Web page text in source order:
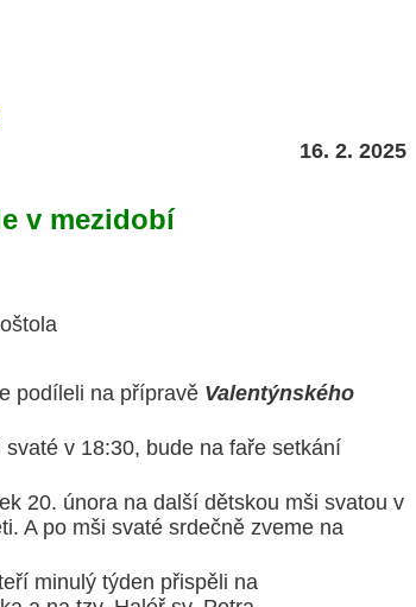
16. 2. 2025
v mezidobí
podíleli na přípravě Valentýnského
v 18:30, bude na faře setkání
20. února na další dětskou mši svatou v
A po mši svaté srdečně zveme na
minulý týden přispěli na